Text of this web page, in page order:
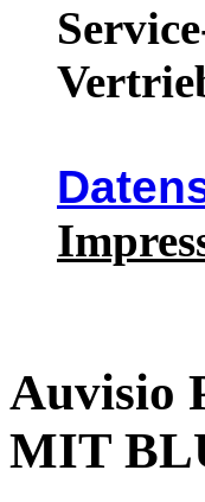
Auvisio
MIT